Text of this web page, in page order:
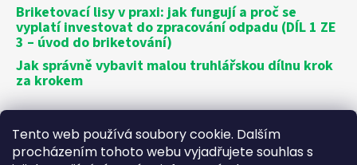
Tento web používá soubory cookie. Dalším
procházením tohoto webu vyjadřujete souhlas s
Briketovací lisy v praxi: jak fungují a proč se
vyplatí investovat do zpracování odpadu (DÍL 1 ZE
3 – úvod do briketování)
Jak správně vybavit malou truhlářskou dílnu krok
za krokem
Vytvořil Shoptet
Copyright 2026Stroje Humpolec. Všechna práva